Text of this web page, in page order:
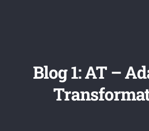
Blog 1: AT –